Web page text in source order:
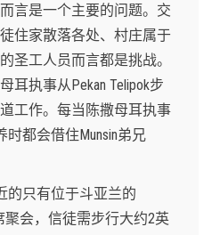
言是一个主要的问题。交
住家散落各处、村庄属于
圣工人员而言都是挑战。
耳执事从Pekan Telipok步
工作。每当陈撒母耳执事
时都会借住Munsin弟兄
的只有位于斗亚兰的
聚会，信徒需步行大约2英